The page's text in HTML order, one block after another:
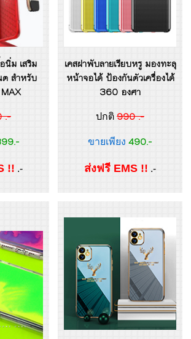
นิ่ม เสริม
ต สำหรับ
.-
!! .-
เคสฝาพับลายเรียบหรู มองทะลุ
หน้าจอได้ ป้องกันตัวเครื่องได้
360 องศา
ปกติ 990 .-
ขายเพียง 490.-
ส่งฟรี EMS !! .-